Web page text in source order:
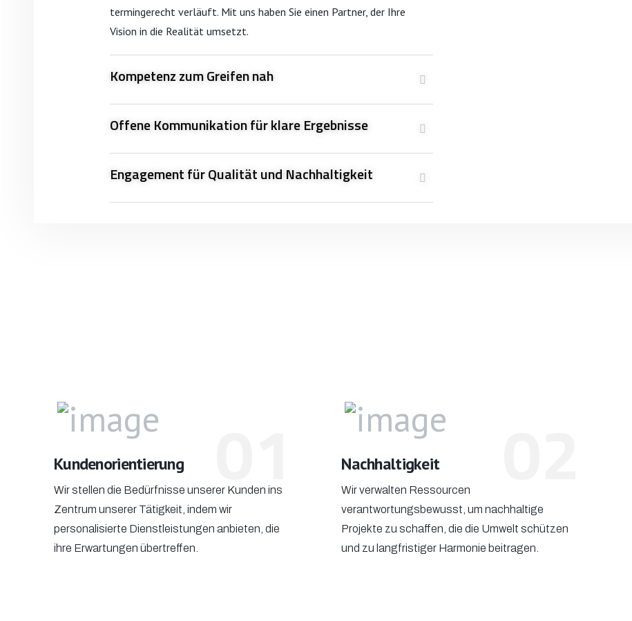
termingerecht verläuft. Mit uns haben Sie einen Partner, der Ihre
Vision in die Realität umsetzt.
Kompetenz zum Greifen nah
Offene Kommunikation für klare Ergebnisse
Engagement für Qualität und Nachhaltigkeit
Kundenorientierung
Wir stellen die Bedürfnisse unserer Kunden ins
Zentrum unserer Tätigkeit, indem wir
personalisierte Dienstleistungen anbieten, die
ihre Erwartungen übertreffen.
Nachhaltigkeit
Wir verwalten Ressourcen
verantwortungsbewusst, um nachhaltige
Projekte zu schaffen, die die Umwelt schützen
und zu langfristiger Harmonie beitragen.